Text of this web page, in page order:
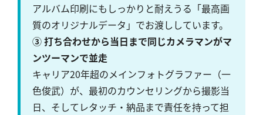
アルバム印刷にもしっかりと耐えうる「最高画
質のオリジナルデータ」でお渡ししています。
③ 打ち合わせから当日まで同じカメラマンがマ
ンツーマンで並走
キャリア20年超のメインフォトグラファー（一
色俊武）が、最初のカウンセリングから撮影当
日、そしてレタッチ・納品まで責任を持って担